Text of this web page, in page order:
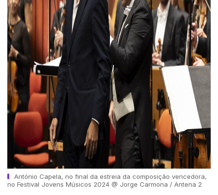
António Capela, no final da estreia da composição vencedora,
no Festival Jovens Músicos 2024 @ Jorge Carmona / Antena 2